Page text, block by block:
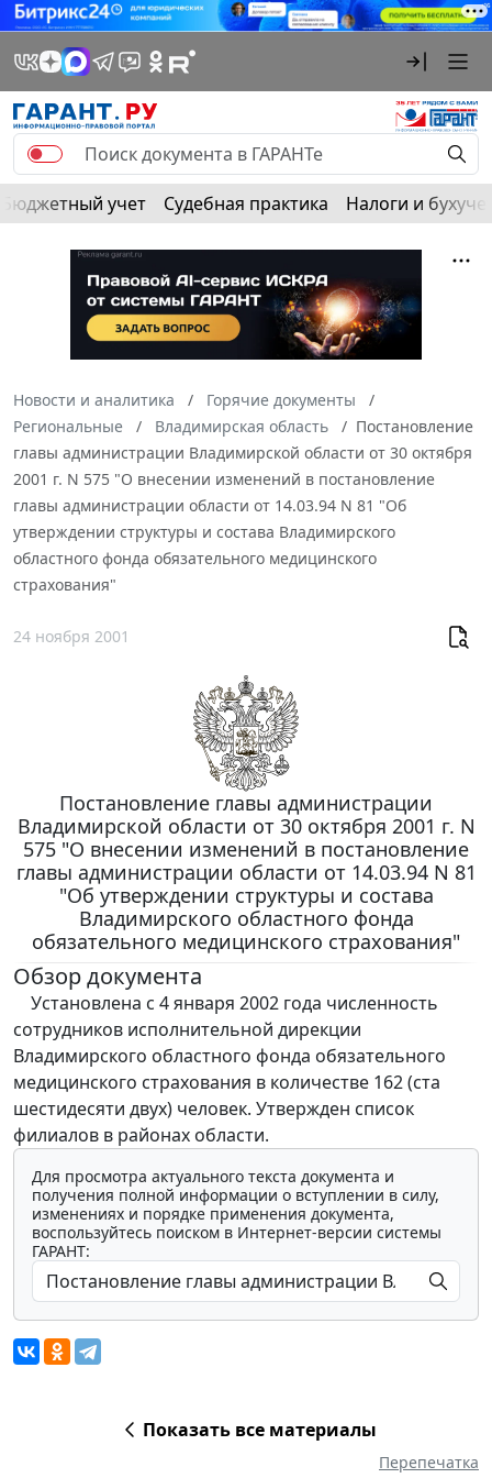
Бюджетный учет Судебная практика Налоги и
Новости и аналитика
Горячие документы
Региональные
Владимирская область
Постановление
главы администрации Владимирской области от 30 октября
2001 г. N 575 "О внесении изменений в постановление
главы администрации области от 14.03.94 N 81 "Об
утверждении структуры и состава Владимирского
областного фонда обязательного медицинского
страхования"
24 ноября 2001
Постановление главы администрации
Владимирской области от 30 октября 2001 г. N
575 "О внесении изменений в постановление
главы администрации области от 14.03.94 N 81
"Об утверждении структуры и состава
Владимирского областного фонда
обязательного медицинского страхования"
Обзор документа
Установлена с 4 января 2002 года численность
сотрудников исполнительной дирекции
Владимирского областного фонда обязательного
медицинского страхования в количестве 162 (ста
шестидесяти двух) человек. Утвержден список
филиалов в районах области.
Для просмотра актуального текста документа и
получения полной информации о вступлении в силу,
изменениях и порядке применения документа,
воспользуйтесь поиском в Интернет-версии системы
ГАРАНТ:
Показать все материалы
Перепечатка